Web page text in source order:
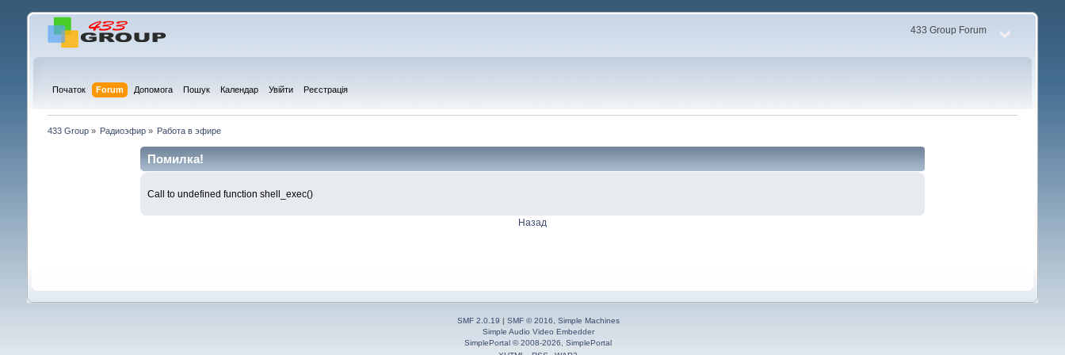
433 Group Forum
Початок Forum Допомога Пошук Календар Увійти Реєстрація
433 Group» Радиоэфир » Работа в эфире
Помилка!
Call to undefined function shell_exec()
Назад
SMF 2.0.19 SMF © 2016, Simple Machines
Simple Audio Video Embedder
SimplePortal © 2008-2026, SimplePortal